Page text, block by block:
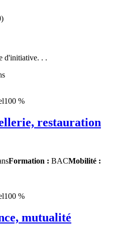
d'initiative. . .
100 %
restauration
Formation : BACMobilité :
100 %
mutualité